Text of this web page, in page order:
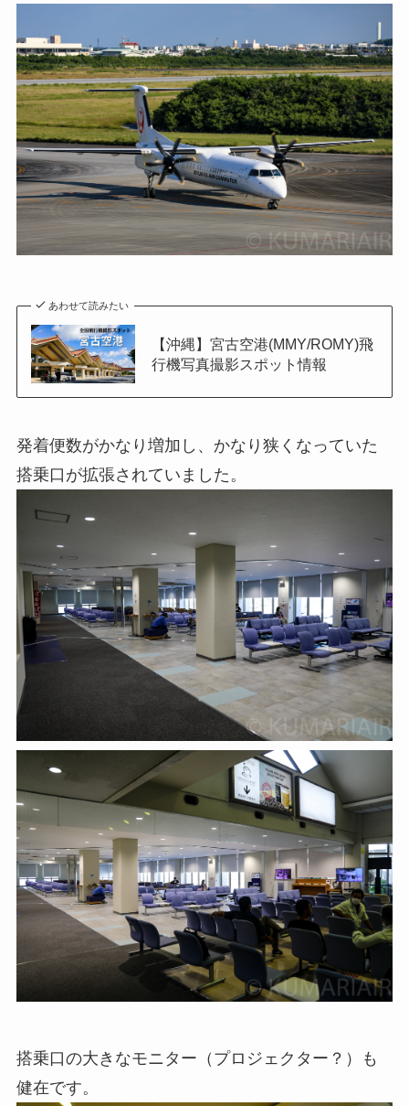
あわせて読みたい
【沖縄】宮古空港(MMY/ROMY)飛
行機写真撮影スポット情報
発着便数がかなり増加し、かなり狭くなっていた
搭乗口が拡張されていました。
搭乗口の大きなモニター（プロジェクター？）も
健在です。